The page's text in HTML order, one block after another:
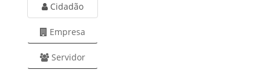
Cidadão
Empresa
Servidor